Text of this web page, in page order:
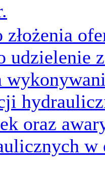
złożenia
udzielenie
oraz
w